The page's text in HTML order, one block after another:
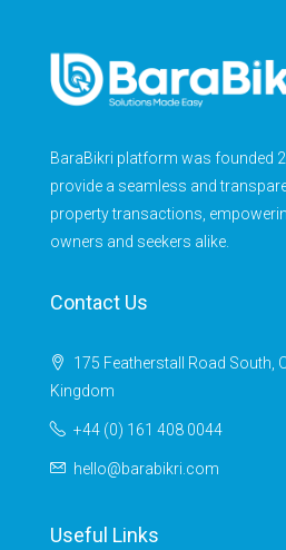
BaraBikri platform was founded
provide a seamless and
property transactions,
owners and seekers alike.
Contact Us
175 Featherstall Road South,
Kingdom
+44 (0) 161 408 0044
hello@barabikri.com
Useful Links